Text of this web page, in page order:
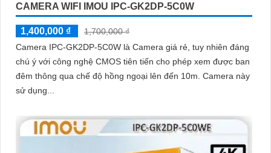
CAMERA WIFI IMOU IPC-GK2DP-5C0W
1,400,000 ₫
1,700,000 ₫
Camera IPC-GK2DP-5C0W là Camera giá rẻ, tuy nhiên đáng
chú ý với công nghệ CMOS tiên tiến cho phép xem được ban
đêm thông qua chế độ hồng ngoại lên đến 10m. Camera này
sử dụng...